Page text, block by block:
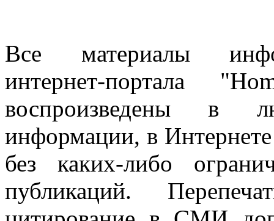
Все материалы
интернет-портала
воспроизведены в
информации, в
без каких-либо
публикаций.